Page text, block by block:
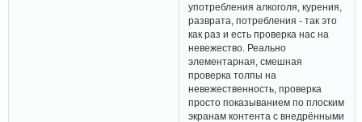
употребления алкоголя, курения,
разврата, потребления - так это
как раз и есть проверка нас на
невежество. Реально
элементарная, смешная
проверка толпы на
невежественность, проверка
просто показыванием по плоским
экранам контента с внедрёнными